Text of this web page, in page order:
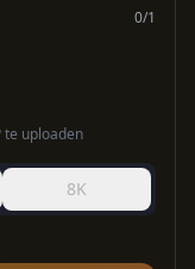
0/1
te uploaden
8K